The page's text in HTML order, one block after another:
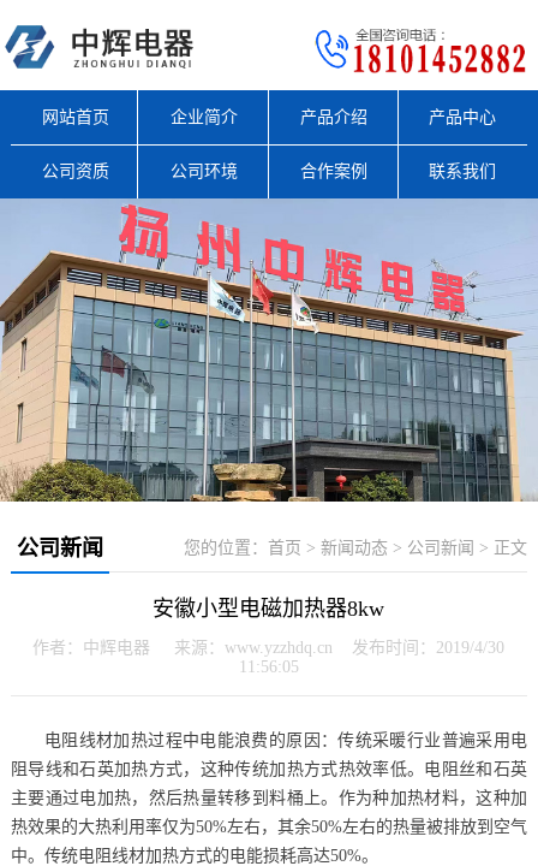
网站首页 企业简介 产品介绍 产品中心
公司资质 公司环境 合作案例 联系我们
您的位置： 首页 >新闻动态 > 公司新闻 > 正文
公司新闻
安徽小型电磁加热器8kw
作者：中辉电器 来源：www.yzzhdq.cn 发布时间：2019/4/30
11:56:05
电阻线材加热过程中电能浪费的原因：传统采暖行业普遍采用电
阻导线和石英加热方式，这种传统加热方式热效率低。电阻丝和石英
主要通过电加热，然后热量转移到料桶上。作为种加热材料，这种加
热效果的大热利用率仅为50%左右，其余50%左右的热量被排放到空气
中。传统电阻线材加热方式的电能损耗高达50%。